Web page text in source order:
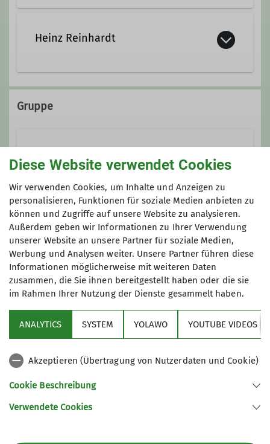
Qualifikationen
Heinz Reinhardt
heinz.reinhardt@dav-biberach.de
Fachübungsleiter Tourenleiter
Gruppe
Die Skitourengruppe der Sektion
Biberach des Deutschen Alpenvereins
unternimmt während des
Winterhalbjahres abwechslungsreiche
Skitouren in verschiedenen
Schwierigkeitsgraden. Unsere Ziele
liegen im heimischen Allgäu, im
Tannheimer Tal, im Bregenzerwald und
im schweizerischen Graubünden –
aber auch in weiteren attraktiven
Skitourengebieten des angrenzenden
europäischen Auslands.
Alle Unternehmungen werden von
erfahrenen und bestens
Schneeschuhtouren
Die Schneeschuhtourengruppe
unserer Sektion unternimmt während
der Wintermonate
Schneeschuhtouren in verschiedenen
Schwierigkeitsgraden, sowohl im
heimischen Allgäu, im Tannheimer Tal,
im Bregenzer Wald und im nahen
Touren von versierten
Tourenleiter*innen.
Sektion
Aktuelles
Diese Website verwendet Cookies
Wir verwenden Cookies, um Inhalte und Anzeigen zu
personalisieren, Funktionen für soziale Medien anbieten zu
können und Zugriffe auf unsere Website zu analysieren.
Außerdem geben wir Informationen zu Ihrer Verwendung
unserer Website an unsere Partner für soziale Medien,
Werbung und Analysen weiter. Unsere Partner führen diese
Informationen möglicherweise mit weiteren Daten
zusammen, die Sie ihnen bereitgestellt haben oder die sie
im Rahmen Ihrer Nutzung der Dienste gesammelt haben.
ANALYTICS SYSTEM YOLAWO YOUTUBE VIDEOS
Akzeptieren (Übertragung von Nutzerdaten und Cookie)
Cookie Beschreibung
Verwendete Cookies